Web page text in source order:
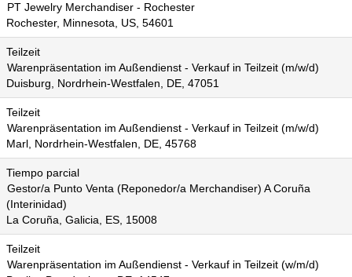
PT Jewelry Merchandiser - Rochester
Rochester, Minnesota, US, 54601
Teilzeit
Warenpräsentation im Außendienst - Verkauf in Teilzeit (m/w/d)
Duisburg, Nordrhein-Westfalen, DE, 47051
Teilzeit
Warenpräsentation im Außendienst - Verkauf in Teilzeit (m/w/d)
Marl, Nordrhein-Westfalen, DE, 45768
Tiempo parcial
Gestor/a Punto Venta (Reponedor/a Merchandiser) A Coruña
(Interinidad)
La Coruña, Galicia, ES, 15008
Teilzeit
Warenpräsentation im Außendienst - Verkauf in Teilzeit (w/m/d)